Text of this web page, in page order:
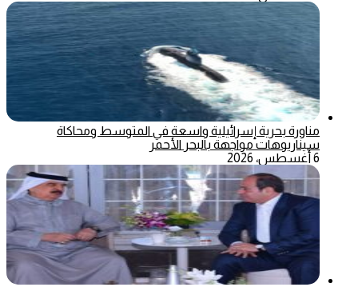
مناورة بحرية إسرائيلية واسعة في المتوسط ومحاكاة
سيناريوهات مواجهة بالبحر الأحمر
6 أغسطس، 2026